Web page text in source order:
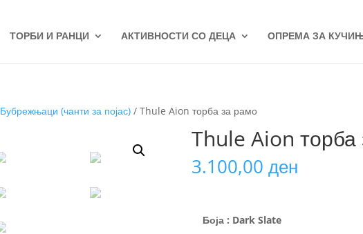
ТОРБИ И РАНЦИ АКТИВНОСТИ СО ДЕЦА ОПРЕМА ЗА
Бубрежњаци (чанти за појас) / Thule Aion торба за рамо
Thule Aion
3.100,00 ден
Боја: Dark Slate